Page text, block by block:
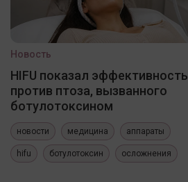
Новость
HIFU показал эффективность
против птоза, вызванного
ботулотоксином
новости медицина аппараты
hifu ботулотоксин осложнения